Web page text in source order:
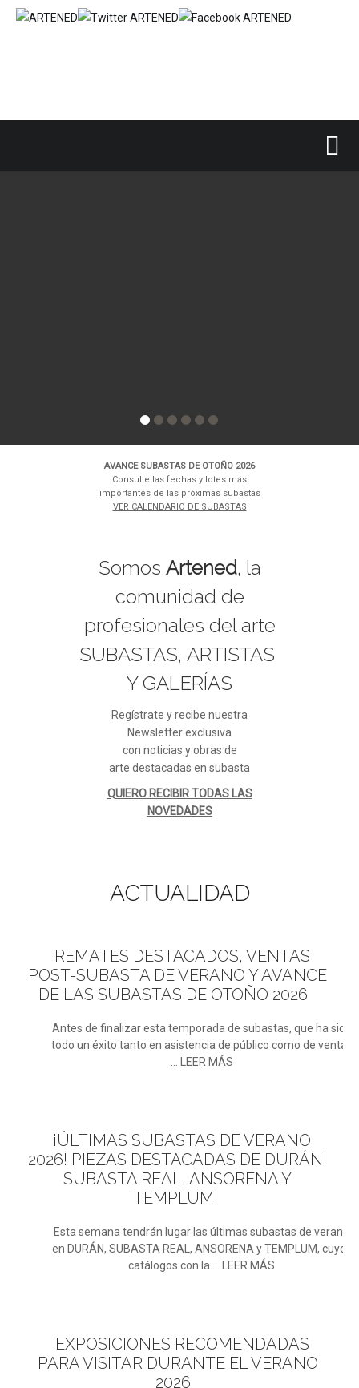
AVANCE SUBASTAS DE OTOÑO 2026
Consulte las fechas y lotes más
importantes de las próximas subastas
VER CALENDARIO DE SUBASTAS
Somos Artened, la
comunidad de
profesionales del arte
SUBASTAS, ARTISTAS
Y GALERÍAS
Regístrate y recibe nuestra
Newsletter exclusiva
con noticias y obras de
arte destacadas en subasta
QUIERO RECIBIR TODAS LAS
NOVEDADES
ACTUALIDAD
REMATES DESTACADOS, VENTAS
POST-SUBASTA DE VERANO Y AVANCE
DE LAS SUBASTAS DE OTOÑO 2026
Antes de finalizar esta temporada de subastas, que ha sido
todo un éxito tanto en asistencia de público como de ventas
... LEER MÁS
¡ÚLTIMAS SUBASTAS DE VERANO
2026! PIEZAS DESTACADAS DE DURÁN,
SUBASTA REAL, ANSORENA Y
TEMPLUM
Esta semana tendrán lugar las últimas subastas de verano
en DURÁN, SUBASTA REAL, ANSORENA y TEMPLUM, cuyos
catálogos con la ... LEER MÁS
EXPOSICIONES RECOMENDADAS
PARA VISITAR DURANTE EL VERANO
2026